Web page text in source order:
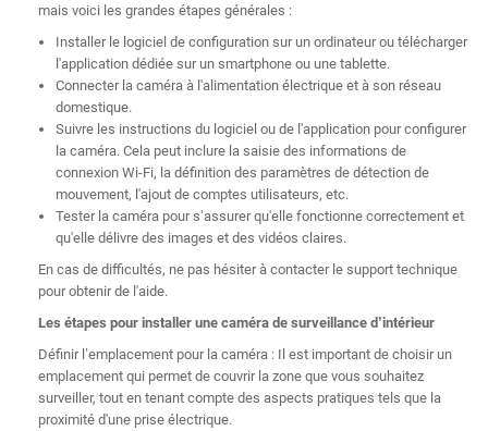
mais voici les grandes étapes générales :
Installer le logiciel de configuration sur un ordinateur ou télécharger
l'application dédiée sur un smartphone ou une tablette.
Connecter la caméra à l'alimentation électrique et à son réseau
domestique.
Suivre les instructions du logiciel ou de l'application pour configurer
la caméra. Cela peut inclure la saisie des informations de
connexion Wi-Fi, la définition des paramètres de détection de
mouvement, l'ajout de comptes utilisateurs, etc.
Tester la caméra pour s’assurer qu'elle fonctionne correctement et
qu'elle délivre des images et des vidéos claires.
En cas de difficultés, ne pas hésiter à contacter le support technique
pour obtenir de l'aide.
Les étapes pour installer une caméra de surveillance d’intérieur
Définir l’emplacement pour la caméra : Il est important de choisir un
emplacement qui permet de couvrir la zone que vous souhaitez
surveiller, tout en tenant compte des aspects pratiques tels que la
proximité d'une prise électrique.